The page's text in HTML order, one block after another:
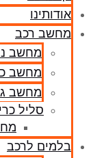
אודותינו
מחשב רכב
מחשב
מחשב
מחשב
סליל
בלמים לרכב